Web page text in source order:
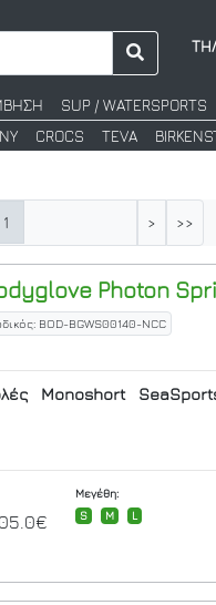
SUP / WATERSPORTS
CROCS TEVA
1 > >>
Photon
BOD-BGWS00140-NCC
Monoshort
Μεγέθη:
S
M L